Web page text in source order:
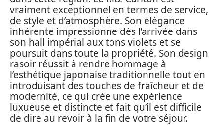
vraiment exceptionnel en termes de service,
de style et d’atmosphère. Son élégance
inhérente impressionne dès l’arrivée dans
son hall impérial aux tons violets et se
poursuit dans toute la propriété. Son design
rasoir réussit à rendre hommage à
l’esthétique japonaise traditionnelle tout en
introduisant des touches de fraîcheur et de
modernité, ce qui crée une expérience
luxueuse et distincte et fait qu’il est difficile
de dire au revoir à la fin de votre séjour.